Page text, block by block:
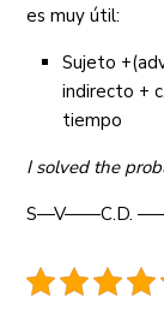
es muy útil:
Sujeto
indirecto +
tiempo
I solved the
S—V——C.D.